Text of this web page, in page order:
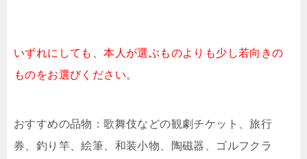
いずれにしても、本人が選ぶものよりも少し若向きの
ものをお選びください。
おすすめの品物：歌舞伎などの観劇チケット、旅行
券、釣り竿、絵筆、和装小物、陶磁器、ゴルフクラ